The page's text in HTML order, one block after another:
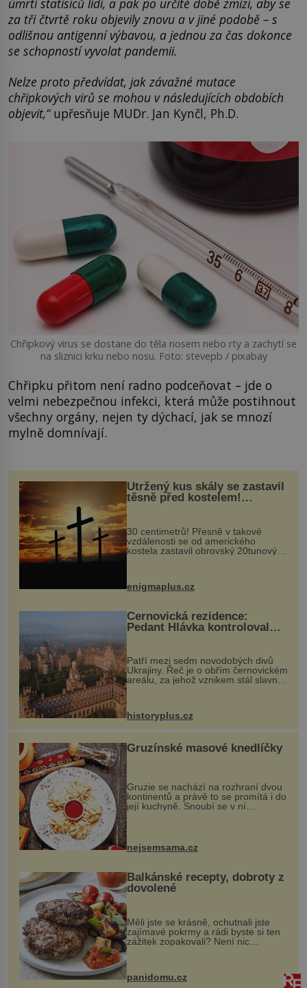
za tři čtvrtě roku objevily znovu a v jiné podobě – s
odlišnou antigenní výbavou, a jednou za čas dokonce
se schopností vyvolat pandemii.
Nelze proto předvídat, jak závažné mutace
chřipkových virů se mohou v následujících obdobích
objevit,“upřesňuje MUDr. Jan Kynčl, Ph.D.
Chřipkový virus se dostane do těla nosem nebo rty a zachytí se
na sliznici krku nebo nosu. Foto: stevepb / pixabay
Chřipku přitom není radno podceňovat – jde o
velmi nebezpečnou infekci, která může postihnout
všechny orgány, nejen ty dýchací, jak se mnozí
mylně domnívají.
Utržený kus skály se zastavil
těsně před kostelem!
Ochránila ho boží síla?
30 centimetrů! Přesně v takové
vzdálenosti se od amerického
kostela zastavil obrovský 20tunový
...
enigmaplus.cz
Černovická rezidence:
Pedant Hlávka kontroloval
Patří mezi sedm novodobých divů
Ukrajiny. Řeč je o obřím černovickém
areálu, za jehož vznikem stál slavný
český architekt Josef Hlávka. Ten si
na něm dal mimořádně záležet. Jeho
stavební plány by při ...
historyplus.cz
Gruzínské masové knedlíčky
Gruzie se nachází na rozhraní dvou
kontinentů a právě to se promítá i do
její kuchyně. Snoubí se v ní
evropské a asijské chutě a díky tomu
vznikají rozmanité a chuťově bohaté
pokrmy, které rozhodně st...
nejsemsama.cz
Balkánské recepty, dobroty z
dovolené
Měli jste se krásně, ochutnali jste
zajímavé pokrmy a rádi byste si ten
zážitek zopakovali? Není nic
snazšího. Pljeskavica (10 porcí)
Možná jste ji ochutnali na dovolené v
panidomu.cz